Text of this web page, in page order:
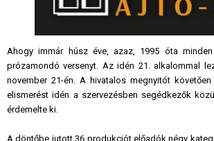
Ahogy immár húsz éve, azaz, 1995 óta
prózamondó versenyt. Az idén 21. alkalommal
november 21-én. A hivatalos megnyitót
elismerést idén a szervezésben segédkezők
érdemelte ki.
A döntőbe jutott 36 produkciót előadók négy